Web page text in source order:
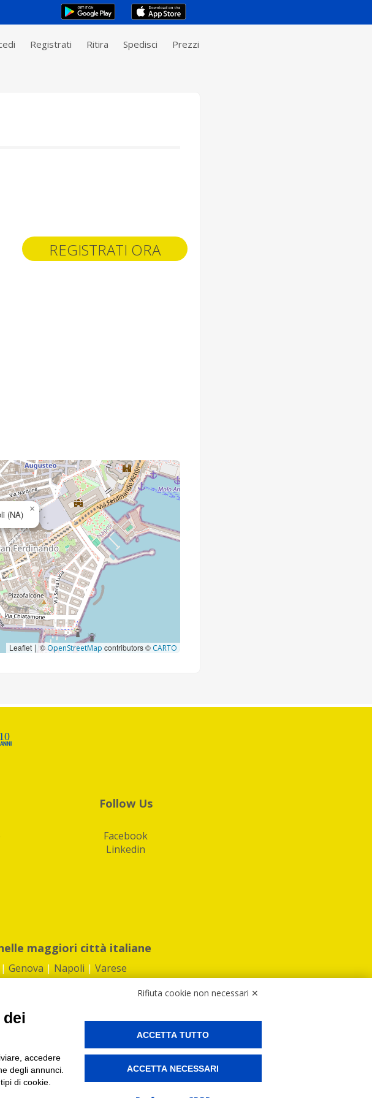
Registrati Ritira Spedisci Prezzi
REGISTRATI ORA
(NA) ×
Leaflet | © OpenStreetMap contributors © CARTO
Follow Us
Facebook
Linkedin
maggiori città italiane
| Genova | Napoli | Varese
|Privacy|Preferenze Cookies
ritirare i tuoi acquisti online e spedire i tuoi pacchi.
Rifiuta cookie non necessari ✕
accedere
degli annunci.
di cookie.
ACCETTA TUTTO
ACCETTA NECESSARI